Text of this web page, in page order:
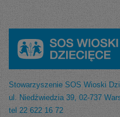
Stowarzyszenie SOS Wioski
ul. Niedźwiedzia 39, 02-737
tel 22 622 16 72